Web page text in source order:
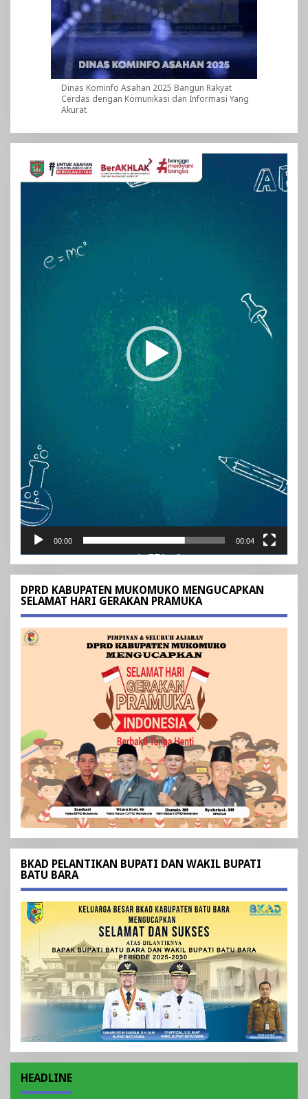
Dinas Kominfo Asahan 2025 Bangun Rakyat
Cerdas dengan Komunikasi dan Informasi Yang
Akurat
Pemutar
Video
00:00 00:04
DPRD KABUPATEN MUKOMUKO MENGUCAPKAN
SELAMAT HARI GERAKAN PRAMUKA
BKAD PELANTIKAN BUPATI DAN WAKIL BUPATI
BATU BARA
HEADLINE